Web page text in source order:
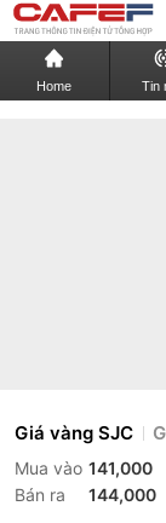
Home Tin
Giá vàng SJC
Mua vào 141,000
Bán ra
144,000